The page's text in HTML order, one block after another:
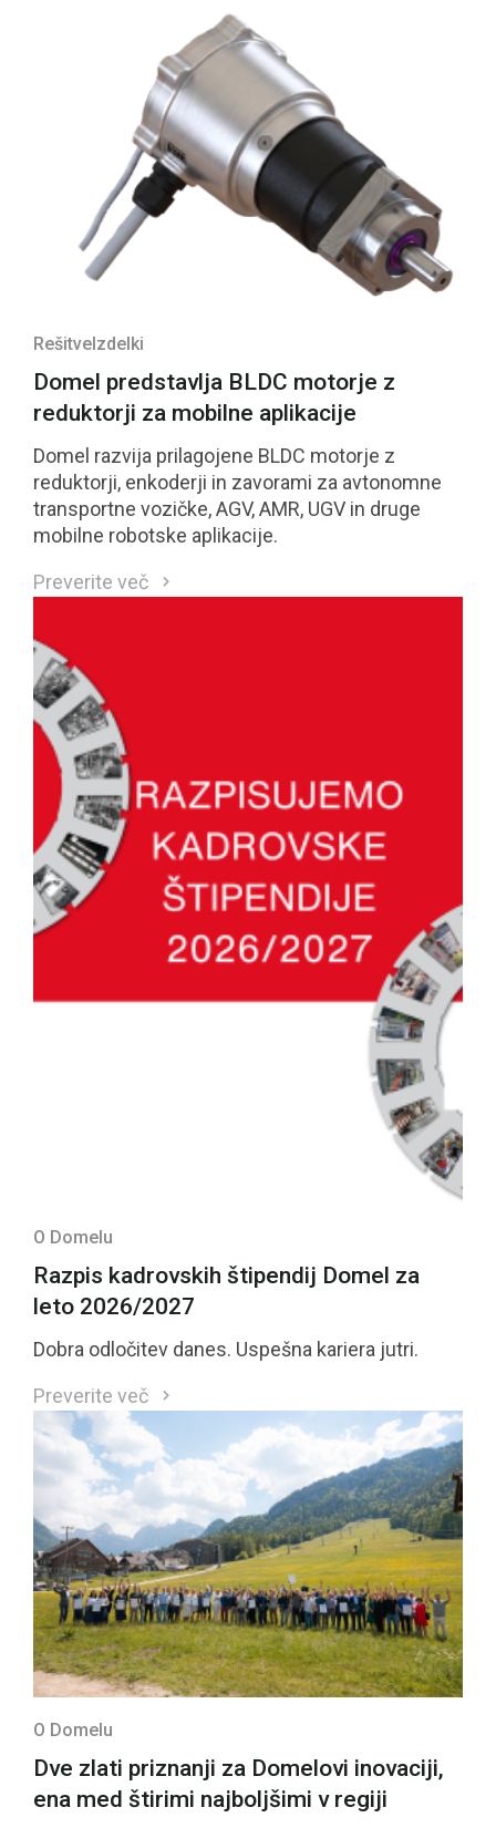
RešitveIzdelki
Domel predstavlja BLDC motorje z
reduktorji za mobilne aplikacije
Domel razvija prilagojene BLDC motorje z
reduktorji, enkoderji in zavorami za avtonomne
transportne vozičke, AGV, AMR, UGV in druge
mobilne robotske aplikacije.
Preverite več
O Domelu
Razpis kadrovskih štipendij Domel za
leto 2026/2027
Dobra odločitev danes. Uspešna kariera jutri.
Preverite več
O Domelu
Dve zlati priznanji za Domelovi inovaciji,
ena med štirimi najboljšimi v regiji